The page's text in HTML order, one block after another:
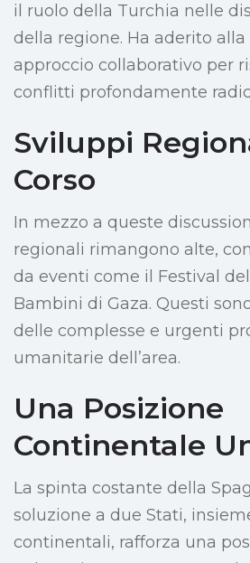
il ruolo della Turchia nelle
della regione. Ha aderito
approccio collaborativo per
conflitti profondamente
Sviluppi
Corso
In mezzo a queste
regionali rimangono alte,
da eventi come il Festival
Bambini di Gaza. Questi
delle complesse e urgenti
umanitarie dell’area.
Una Posizione
Continentale
La spinta costante della
soluzione a due Stati,
continentali, rafforza una